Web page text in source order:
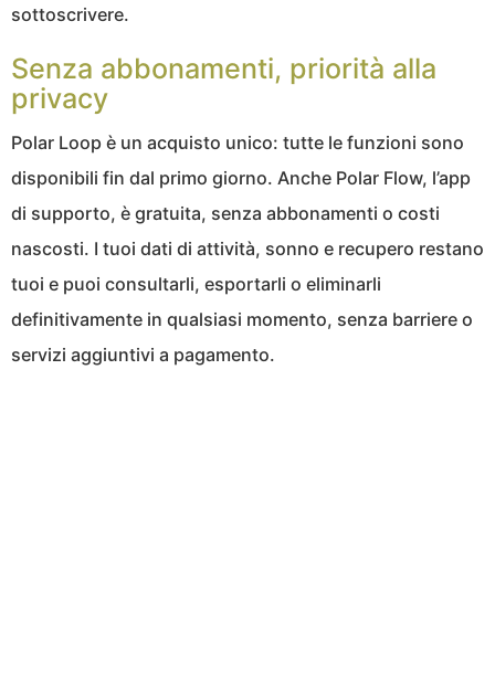
sottoscrivere.
Senza abbonamenti, priorità alla
privacy
Polar Loop è un acquisto unico: tutte le funzioni sono
disponibili fin dal primo giorno. Anche Polar Flow, l’app
di supporto, è gratuita, senza abbonamenti o costi
nascosti. I tuoi dati di attività, sonno e recupero restano
tuoi e puoi consultarli, esportarli o eliminarli
definitivamente in qualsiasi momento, senza barriere o
servizi aggiuntivi a pagamento.